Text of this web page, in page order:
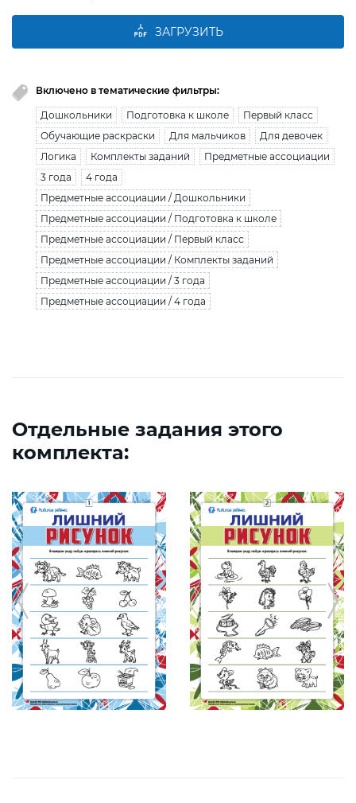
ЗАГРУЗИТЬ
Включено в тематические фильтры:
Дошкольники Подготовка к школе
Первый класс
Обучающие раскраски
Для мальчиков
Для девочек
Логика
Комплекты заданий
Предметные ассоциации
3 года
4 года
Предметные ассоциации / Дошкольники
Предметные ассоциации / Подготовка к школе
Предметные ассоциации / Первый класс
Предметные ассоциации / Комплекты заданий
Предметные ассоциации / 3 года
Предметные ассоциации / 4 года
Отдельные задания этого
комплекта: